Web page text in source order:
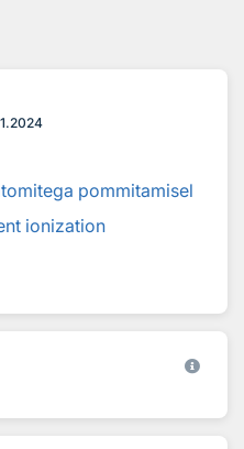
pommitamisel
ionization